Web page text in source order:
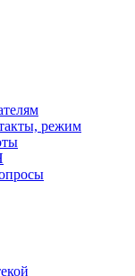
режим